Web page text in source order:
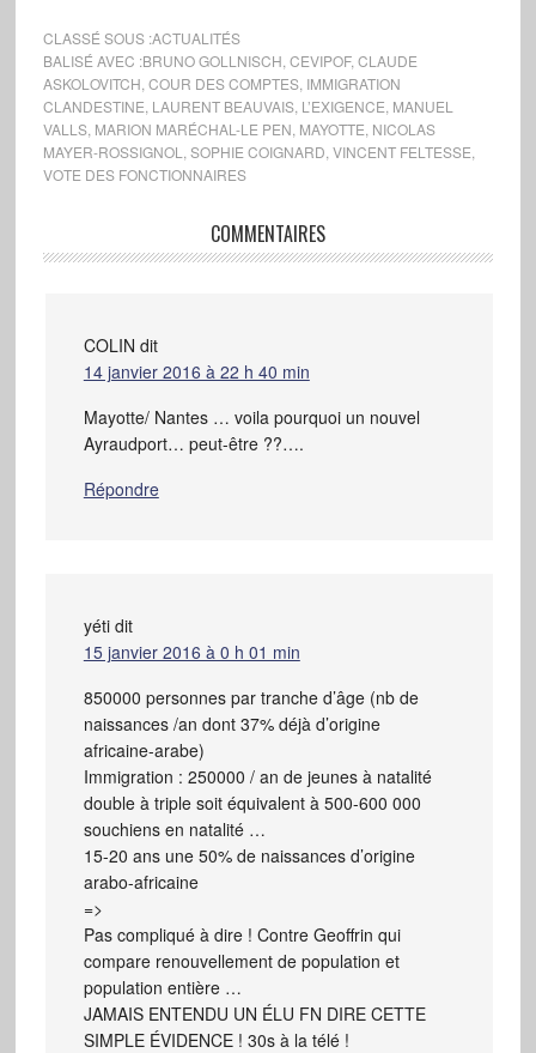
CLASSÉ SOUS :ACTUALITÉS
BALISÉ AVEC :BRUNO GOLLNISCH CEVIPOF, CLAUDE
ASKOLOVITCH COUR DES COMPTES, IMMIGRATION
CLANDESTINE LAURENT BEAUVAIS, L’EXIGENCE MANUEL
VALLS, MARION MARÉCHAL-LE PEN MAYOTTE NICOLAS
MAYER-ROSSIGNOL
SOPHIE COIGNARD VINCENT FELTESSE
VOTE DES FONCTIONNAIRES
COMMENTAIRES
COLIN dit
14 janvier 2016 à 22 h 40 min
Mayotte/ Nantes … voila pourquoi un nouvel
Ayraudport… peut-être ??….
Répondre
yéti dit
15 janvier 2016 à 0 h 01 min
850000 personnes par tranche d’âge (nb de
naissances /an dont 37% déjà d’origine
africaine-arabe)
Immigration : 250000 / an de jeunes à natalité
double à triple soit équivalent à 500-600 000
souchiens en natalité …
15-20 ans une 50% de naissances d’origine
arabo-africaine
=>
Pas compliqué à dire ! Contre Geoffrin qui
compare renouvellement de population et
population entière …
JAMAIS ENTENDU UN ÉLU FN DIRE CETTE
SIMPLE ÉVIDENCE ! 30s à la télé !